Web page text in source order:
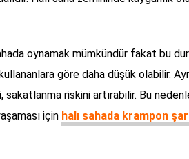
oynamak mümkündür fakat bu
göre daha düşük olabilir.
riskini artırabilir. Bu
için halı sahada krampon